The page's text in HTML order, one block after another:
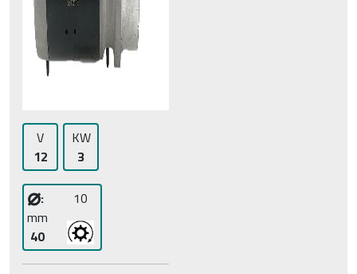
V
12
KW
3
⌀:
mm
40
10